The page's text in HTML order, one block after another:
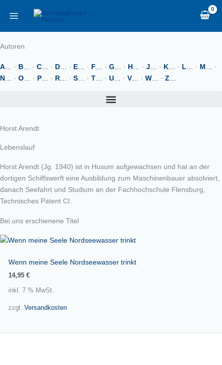
Inhalt
Autoren
A · B · C · D · E · F · G · H · J · K · L · M
·
N
· O · P · R · S · T · U · V · W · Z
Horst Arendt
Lebenslauf
Horst Arendt (Jg. 1940) ist in Husum aufgewachsen und hat an der
dortigen Schiffswerft eine Ausbildung zum Maschinenbauer absolviert,
danach Seefahrt und Studium an der Fachhochschule Flensburg,
Technisches Patent CI.
Bei uns erschienene Titel
Wenn meine Seele Nordseewasser trinkt
14,95 €
inkl. 7 % MwSt.
zzgl. Versandkosten